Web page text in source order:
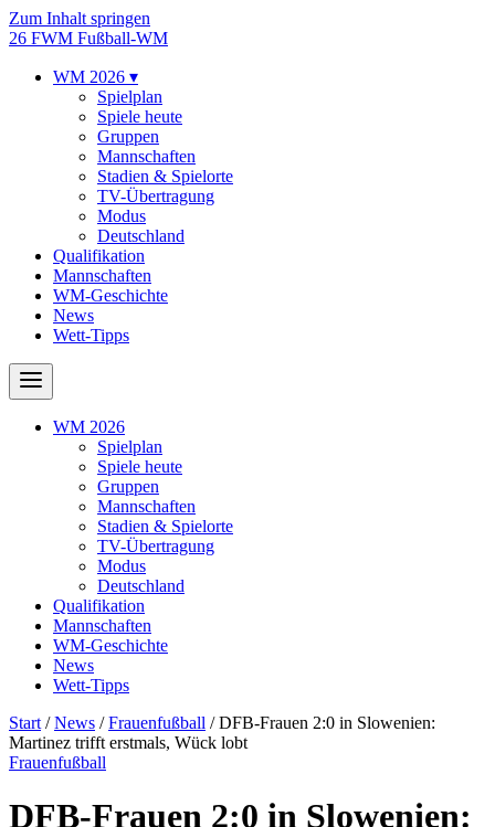
Zum Inhalt springen
26 FWM Fußball-WM
WM 2026 ▾
Spielplan
Spiele heute
Gruppen
Mannschaften
Stadien & Spielorte
TV-Übertragung
Modus
Deutschland
Qualifikation
Mannschaften
WM-Geschichte
News
Wett-Tipps
WM 2026
Spielplan
Spiele heute
Gruppen
Mannschaften
Stadien & Spielorte
TV-Übertragung
Modus
Deutschland
Qualifikation
Mannschaften
WM-Geschichte
News
Wett-Tipps
Start /News /Frauenfußball /DFB-Frauen 2:0 in Slowenien:
Martinez trifft erstmals, Wück lobt
Frauenfußball
DFB-Frauen 2:0 in Slowenien: